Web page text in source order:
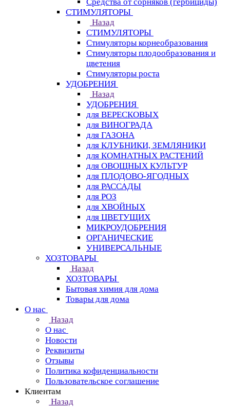
СТИМУЛЯТОРЫ
Назад
СТИМУЛЯТОРЫ
Стимуляторы корнеобразования
Стимуляторы плодообразования и
цветения
Стимуляторы роста
УДОБРЕНИЯ
Назад
УДОБРЕНИЯ
для ВЕРЕСКОВЫХ
для ВИНОГРАДА
для ГАЗОНА
для КЛУБНИКИ, ЗЕМЛЯНИКИ
для КОМНАТНЫХ РАСТЕНИЙ
для ОВОЩНЫХ КУЛЬТУР
для ПЛОДОВО-ЯГОДНЫХ
для РАССАДЫ
для РОЗ
для ХВОЙНЫХ
для ЦВЕТУЩИХ
МИКРОУДОБРЕНИЯ
ОРГАНИЧЕСКИЕ
УНИВЕРСАЛЬНЫЕ
ХОЗТОВАРЫ
Назад
ХОЗТОВАРЫ
Бытовая химия для дома
Товары для дома
О нас
Назад
О нас
Новости
Реквизиты
Отзывы
Политика кофиденциальности
Пользовательское соглашение
Клиентам
Назад